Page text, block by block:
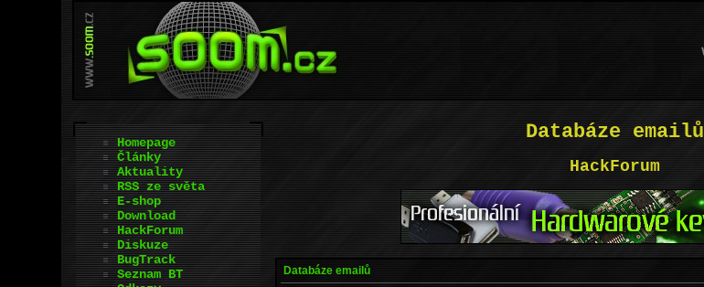
Databáze emailů
HackForum
Databáze emailů
Homepage
Články
Aktuality
RSS ze světa
E-shop
Download
HackForum
Diskuze
BugTrack
Seznam BT